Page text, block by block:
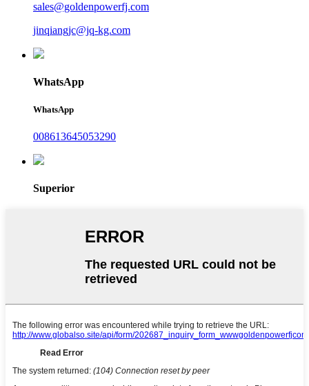
sales@goldenpowerfj.com
jinqiangjc@jq-kg.com
WhatsApp
WhatsApp
008613645053290
Superior